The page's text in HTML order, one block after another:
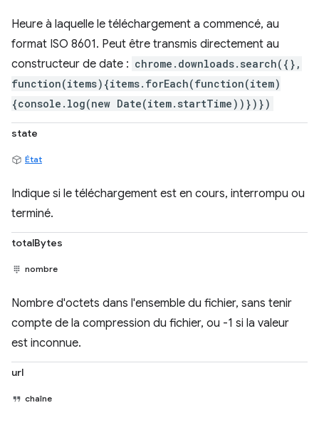
Heure à laquelle le téléchargement a commencé, au
format ISO 8601. Peut être transmis directement au
constructeur de date : chrome.downloads.search({},
function(items){items.forEach(function(item)
{console.log(new Date(item.startTime))})})
state
État
Indique si le téléchargement est en cours, interrompu ou
terminé.
totalBytes
nombre
Nombre d'octets dans l'ensemble du fichier, sans tenir
compte de la compression du fichier, ou -1 si la valeur
est inconnue.
url
chaîne